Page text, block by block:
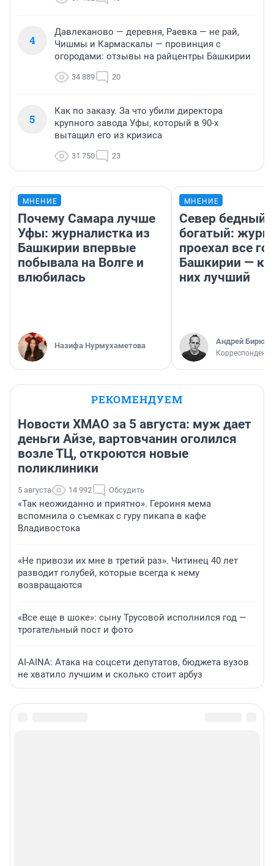
4
Давлеканово — деревня, Раевка — не рай,
Чишмы и Кармаскалы — провинция с
огородами: отзывы на райцентры Башкирии
34 889 20
5
Как по заказу. За что убили директора
крупного завода Уфы, который в 90-х
вытащил его из кризиса
31 750 23
МНЕНИЕ
Почему Самара лучше
Уфы: журналистка из
Башкирии впервые
побывала на Волге и
влюбилась
Назифа Нурмухаметова
МНЕНИЕ
Север бедный,
богатый:
проехал все
Башкирии —
них лучший
Андрей
Корреспондент
РЕКОМЕНДУЕМ
Новости ХМАО за 5 августа: муж дает
деньги Айзе, вартовчанин оголился
возле ТЦ, откроются новые
поликлиники
5 августа 14 992 Обсудить
«Так неожиданно и приятно». Героиня мема
вспомнила о съемках с гуру пикапа в кафе
Владивостока
«Не привози их мне в третий раз». Читинец 40 лет
разводит голубей, которые всегда к нему
возвращаются
«Все еще в шоке»: сыну Трусовой исполнился год —
трогательный пост и фото
AI-AINA: Атака на соцсети депутатов, бюджета вузов
не хватило лучшим и сколько стоит арбуз